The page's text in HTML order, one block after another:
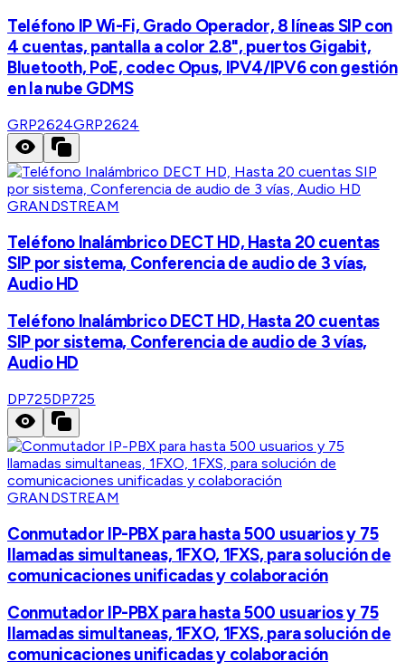
Teléfono IP Wi-Fi, Grado Operador, 8 líneas SIP con
4 cuentas, pantalla a color 2.8", puertos Gigabit,
Bluetooth, PoE, codec Opus, IPV4/IPV6 con gestión
en la nube GDMS
GRP2624GRP2624
GRANDSTREAM
Teléfono Inalámbrico DECT HD, Hasta 20 cuentas
SIP por sistema, Conferencia de audio de 3 vías,
Audio HD
Teléfono Inalámbrico DECT HD, Hasta 20 cuentas
SIP por sistema, Conferencia de audio de 3 vías,
Audio HD
DP725DP725
GRANDSTREAM
Conmutador IP-PBX para hasta 500 usuarios y 75
llamadas simultaneas, 1FXO, 1FXS, para solución de
comunicaciones unificadas y colaboración
Conmutador IP-PBX para hasta 500 usuarios y 75
llamadas simultaneas, 1FXO, 1FXS, para solución de
comunicaciones unificadas y colaboración